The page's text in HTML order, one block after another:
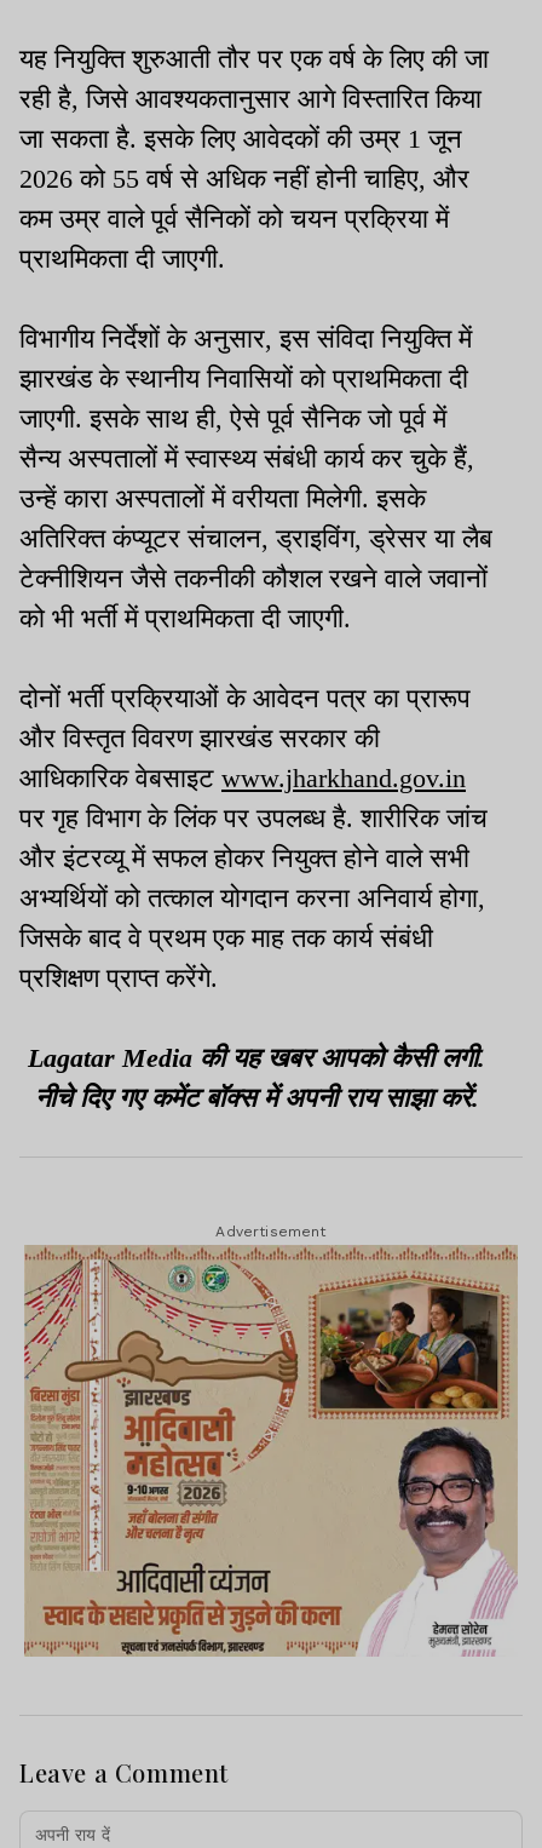
यह नियुक्ति शुरुआती तौर पर एक वर्ष के लिए की जा
रही है, जिसे आवश्यकतानुसार आगे विस्तारित किया
जा सकता है. इसके लिए आवेदकों की उम्र 1 जून
2026 को 55 वर्ष से अधिक नहीं होनी चाहिए, और
कम उम्र वाले पूर्व सैनिकों को चयन प्रक्रिया में
प्राथमिकता दी जाएगी.
विभागीय निर्देशों के अनुसार, इस संविदा नियुक्ति में
झारखंड के स्थानीय निवासियों को प्राथमिकता दी
जाएगी. इसके साथ ही, ऐसे पूर्व सैनिक जो पूर्व में
सैन्य अस्पतालों में स्वास्थ्य संबंधी कार्य कर चुके हैं,
उन्हें कारा अस्पतालों में वरीयता मिलेगी. इसके
अतिरिक्त कंप्यूटर संचालन, ड्राइविंग, ड्रेसर या लैब
टेक्नीशियन जैसे तकनीकी कौशल रखने वाले जवानों
को भी भर्ती में प्राथमिकता दी जाएगी.
दोनों भर्ती प्रक्रियाओं के आवेदन पत्र का प्रारूप
और विस्तृत विवरण झारखंड सरकार की
आधिकारिक वेबसाइट www.jharkhand.gov.in
पर गृह विभाग के लिंक पर उपलब्ध है. शारीरिक जांच
और इंटरव्यू में सफल होकर नियुक्त होने वाले सभी
अभ्यर्थियों को तत्काल योगदान करना अनिवार्य होगा,
जिसके बाद वे प्रथम एक माह तक कार्य संबंधी
प्रशिक्षण प्राप्त करेंगे.
Lagatar Media की यह खबर आपको कैसी लगी.
नीचे दिए गए कमेंट बॉक्स में अपनी राय साझा करें.
Advertisement
Leave a Comment